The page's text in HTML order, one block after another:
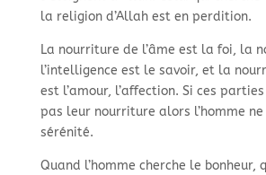
la religion d’Allah est en perdition.
La nourriture de l’âme est la foi, la
l’intelligence est le savoir, et la
est l’amour, l’affection. Si ces
pas leur nourriture alors l’homme
sérénité.
Quand l’homme cherche le bonheur,